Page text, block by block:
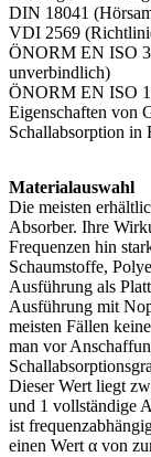
DIN 18041
VDI 2569
ÖNORM EN ISO
unverbindlich)
ÖNORM EN ISO
Eigenschaften von
Schallabsorption in
Materialauswahl
Die meisten
Absorber. Ihre
Frequenzen hin
Schaumstoffe,
Ausführung als
Ausführung mit
meisten Fällen
man vor
Dieser Wert liegt
und 1 vollständige
ist
einen Wert α von